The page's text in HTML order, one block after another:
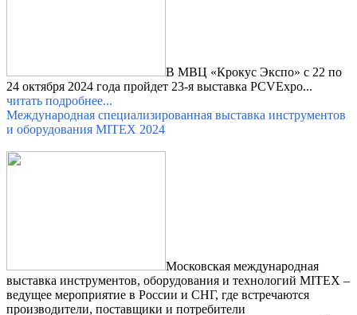
В МВЦ «Крокус Экспо» с 22 по
24 октября 2024 года пройдет 23-я выставка PCVExpo...
читать подробнее...
Международная специализированная выставка инструментов
и оборудования MITEX 2024
Московская международная
выставка инструментов, оборудования и технологий MITEX –
ведущее мероприятие в России и СНГ, где встречаются
производители, поставщики и потребители